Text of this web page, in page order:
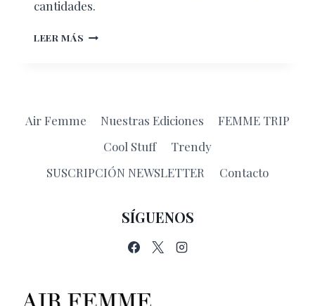
cantidades.
LEER MÁS COMIDAS
LO
Air Femme Nuestras Ediciones
FEMME TRIP
Cool Stuff
Trendy
SUSCRIPCIÓN NEWSLETTER
Contacto
SÍGUENOS